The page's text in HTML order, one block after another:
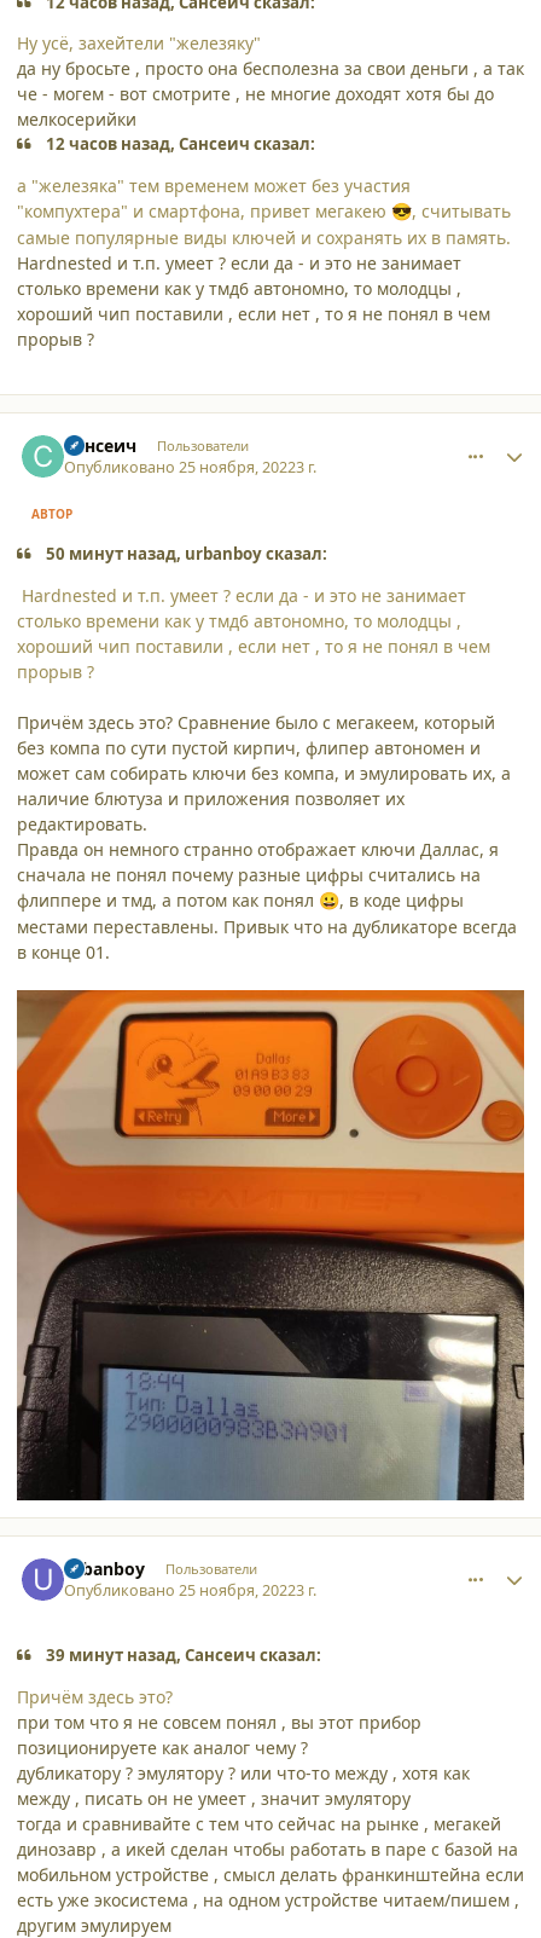
Ну усё, захейтели "железяку"
да ну бросьте , просто она бесполезна за свои деньги , а так
че - могем - вот смотрите , не многие доходят хотя бы до
мелкосерийки
12 часов назад, Сансеич сказал:
а "железяка" тем временем может без участия
"компухтера" и смартфона, привет мегакею 😎, считывать
самые популярные виды ключей и сохранять их в память.
Hardnested и т.п. умеет ? если да - и это не занимает
столько времени как у тмд6 автономно, то молодцы ,
хороший чип поставили , если нет , то я не понял в чем
прорыв ?
Сансеич Пользователи
Опубликовано25 ноября, 20223 г.
АВТОР
50 минут назад, urbanboy сказал:
Hardnested и т.п. умеет ? если да - и это не занимает
столько времени как у тмд6 автономно, то молодцы ,
хороший чип поставили , если нет , то я не понял в чем
прорыв ?
Причём здесь это? Сравнение было с мегакеем, который
без компа по сути пустой кирпич, флипер автономен и
может сам собирать ключи без компа, и эмулировать их, а
наличие блютуза и приложения позволяет их
редактировать.
Правда он немного странно отображает ключи Даллас, я
сначала не понял почему разные цифры считались на
флиппере и тмд, а потом как понял 😀, в коде цифры
местами переставлены. Привык что на дубликаторе всегда
в конце 01.
urbanboy Пользователи
Опубликовано25 ноября, 20223 г.
39 минут назад, Сансеич сказал:
Причём здесь это?
при том что я не совсем понял , вы этот прибор
позиционируете как аналог чему ?
дубликатору ? эмулятору ? или что-то между , хотя как
между , писать он не умеет , значит эмулятору
тогда и сравнивайте с тем что сейчас на рынке , мегакей
динозавр , а икей сделан чтобы работать в паре с базой на
мобильном устройстве , смысл делать франкинштейна если
есть уже экосистема , на одном устройстве читаем/пишем ,
другим эмулируем